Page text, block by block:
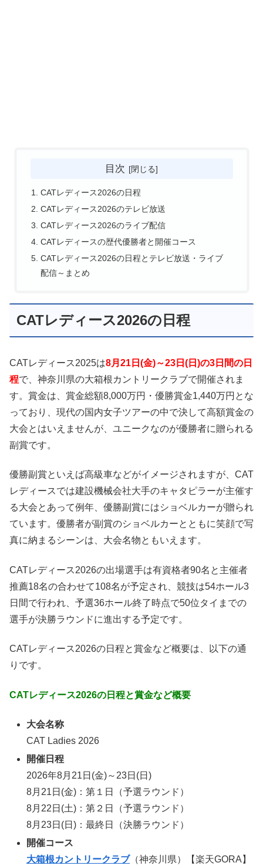
目次
CATレディース2026の日程
CATレディース2026のテレビ放送
CATレディース2026のライブ配信
CATレディースの歴代優勝者と開催コース
CATレディース2026の日程とテレビ放送・ライブ
配信～まとめ
CATレディース2026の日程
CATレディース2025は8月21日(金)～23日(日)の3日間の日
程で、神奈川県の大箱根カントリークラブで開催されま
す。賞金は、賞金総額8,000万円・優勝賞金1,440万円とな
っており、現代の国内女子ツアーの中で決して高額賞金の
大会とはいえませんが、ユニークなのが優勝者に贈られる
副賞です。
優勝副賞といえば高級車などがイメージされますが、CAT
レディースでは建設機械会社大手のキャタピラーが主催す
る大会とあって例年、優勝副賞にはショベルカーが贈られ
ています。優勝者が副賞のショベルカーとともに笑顔で写
真に納まるシーンは、大会名物ともいえます。
CATレディース2026の出場選手は有資格者90名と主催者
推薦18名の合わせて108名が予定され、競技は54ホール3
日間で行われ、予選36ホール終了時点で50位タイまでの
選手が決勝ラウンドに進出する予定です。
CATレディース2026の日程と賞金など概要は、以下の通
りです。
CATレディース2026の日程と賞金など概要
大会名称
CAT Ladies 2026
開催日程
2026年8月21日(金)～23日(日)
8月21日(金)：第１日（予選ラウンド）
8月22日(土)：第２日（予選ラウンド）
8月23日(日)：最終日（決勝ラウンド）
開催コース
大箱根カントリークラブ（神奈川県）【楽天GORA】